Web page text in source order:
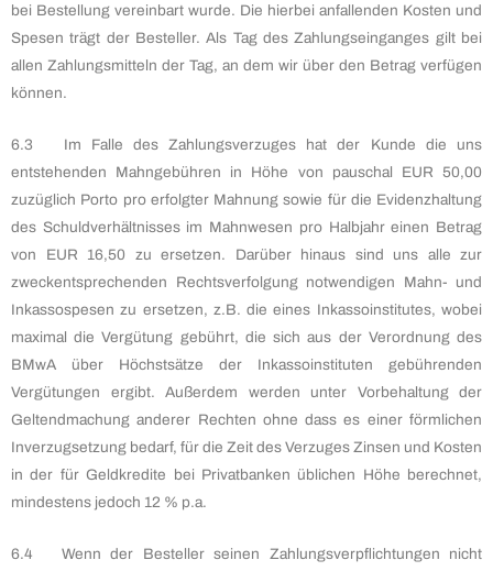
bei Bestellung vereinbart wurde. Die hierbei anfallenden Kosten und
Spesen trägt der Besteller. Als Tag des Zahlungseinganges gilt bei
allen Zahlungsmitteln der Tag, an dem wir über den Betrag verfügen
können.
6.3 Im Falle des Zahlungsverzuges hat der Kunde die uns
entstehenden Mahngebühren in Höhe von pauschal EUR 50,00
zuzüglich Porto pro erfolgter Mahnung sowie für die Evidenzhaltung
des Schuldverhältnisses im Mahnwesen pro Halbjahr einen Betrag
von EUR 16,50 zu ersetzen. Darüber hinaus sind uns alle zur
zweckentsprechenden Rechtsverfolgung notwendigen Mahn- und
Inkassospesen zu ersetzen, z.B. die eines Inkassoinstitutes, wobei
maximal die Vergütung gebührt, die sich aus der Verordnung des
BMwA über Höchstsätze der Inkassoinstituten gebührenden
Vergütungen ergibt. Außerdem werden unter Vorbehaltung der
Geltendmachung anderer Rechten ohne dass es einer förmlichen
Inverzugsetzung bedarf, für die Zeit des Verzuges Zinsen und Kosten
in der für Geldkredite bei Privatbanken üblichen Höhe berechnet,
mindestens jedoch 12 % p.a.
6.4 Wenn der Besteller seinen Zahlungsverpflichtungen nicht